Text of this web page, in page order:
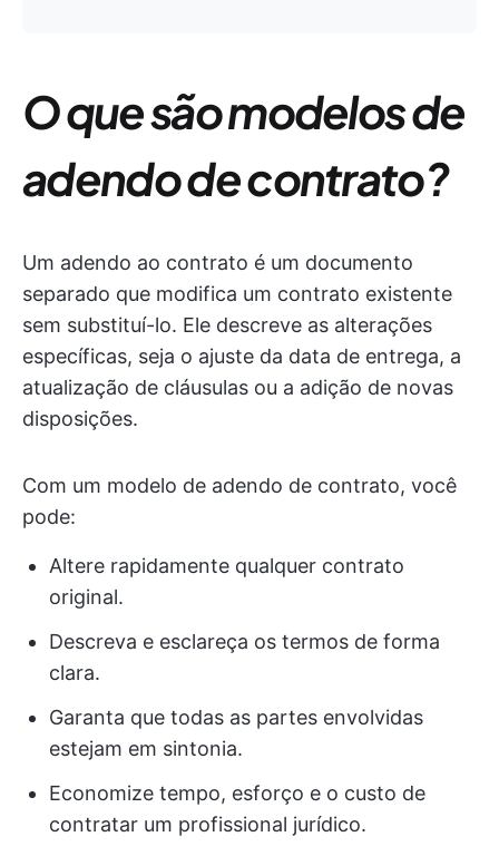
O que são modelos de
adendo de contrato?
Um adendo ao contrato é um documento
separado que modifica um contrato existente
sem substituí-lo. Ele descreve as alterações
específicas, seja o ajuste da data de entrega, a
atualização de cláusulas ou a adição de novas
disposições.
Com um modelo de adendo de contrato, você
pode:
Altere rapidamente qualquer contrato
original.
Descreva e esclareça os termos de forma
clara.
Garanta que todas as partes envolvidas
estejam em sintonia.
Economize tempo, esforço e o custo de
contratar um profissional jurídico.